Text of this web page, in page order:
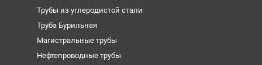
Трубы из углеродистой стали
Труба Бурильная
Магистральные трубы
Нефтепроводные трубы